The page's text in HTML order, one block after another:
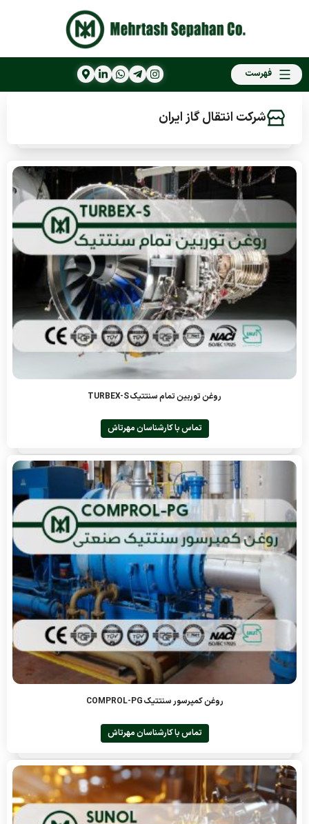
فهرست
شرکت انتقال گاز ایران
روغن توربین تمام سنتتیک TURBEX-S
تماس با کارشناسان مهرتاش
روغن کمپرسور سنتتیک COMPROL-PG
تماس با کارشناسان مهرتاش